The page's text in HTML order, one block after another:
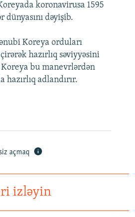
koronavirusa 1595
dünyasını dəyişib.
Koreya orduları
hazırlıq səviyyəsini
bu manevrlərdən
hazırlıq adlandırır.
açmaq
izləyin